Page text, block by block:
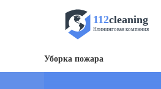
112cleaning
Клининговая компания
Уборка пожара